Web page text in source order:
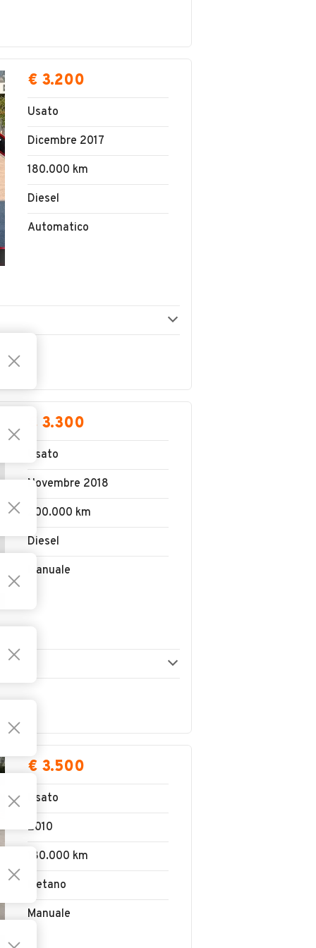
€ 3.200
Usato
Dicembre 2017
180.000 km
Diesel
Automatico
€ 3.300
Usato
Novembre 2018
200.000 km
Diesel
Manuale
€ 3.500
Usato
2010
180.000 km
Metano
Manuale